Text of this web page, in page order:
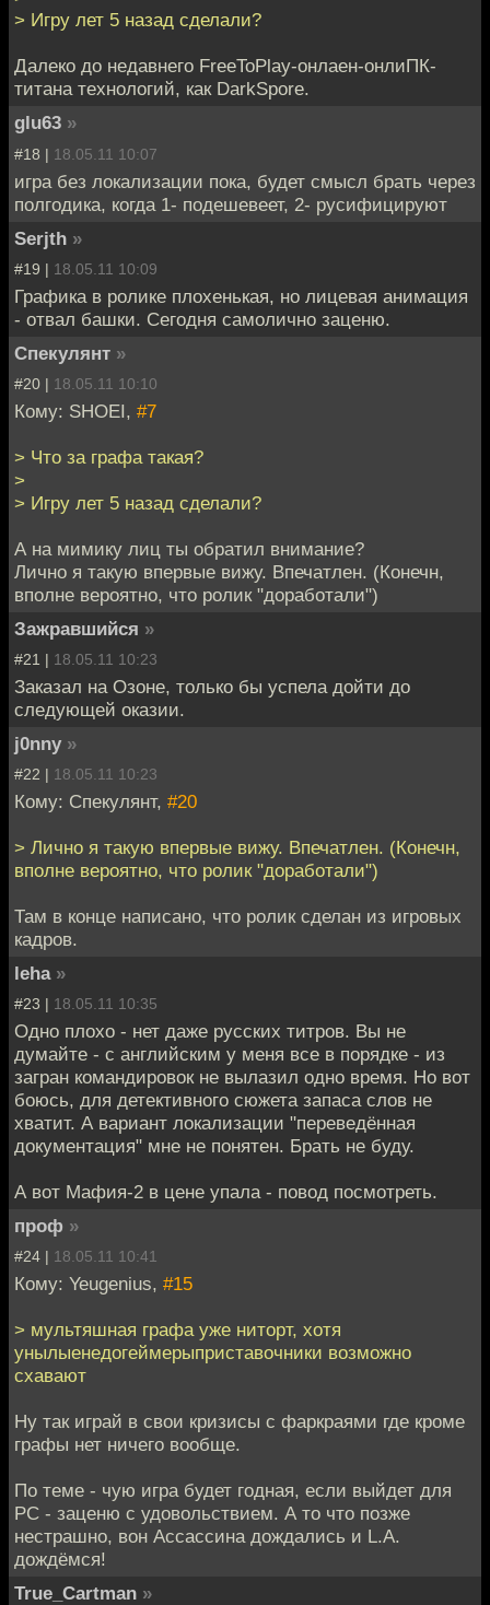
> Игру лет 5 назад сделали?
Далеко до недавнего FreeToPlay-онлаен-онлиПК-
титана технологий, как DarkSpore.
glu63 »
#18 | 18.05.11 10:07
игра без локализации пока, будет смысл брать через
полгодика, когда 1- подешевеет, 2- русифицируют
Serjth »
#19 | 18.05.11 10:09
Графика в ролике плохенькая, но лицевая анимация
- отвал башки. Сегодня самолично заценю.
Спекулянт »
#20 | 18.05.11 10:10
Кому: SHOEI, #7
> Что за графа такая?
>
> Игру лет 5 назад сделали?
А на мимику лиц ты обратил внимание?
Лично я такую впервые вижу. Впечатлен. (Конечн,
вполне вероятно, что ролик "доработали")
Зажравшийся »
#21 | 18.05.11 10:23
Заказал на Озоне, только бы успела дойти до
следующей оказии.
j0nny »
#22 | 18.05.11 10:23
Кому: Спекулянт, #20
> Лично я такую впервые вижу. Впечатлен. (Конечн,
вполне вероятно, что ролик "доработали")
Там в конце написано, что ролик сделан из игровых
кадров.
leha »
#23 | 18.05.11 10:35
Одно плохо - нет даже русских титров. Вы не
думайте - с английским у меня все в порядке - из
загран командировок не вылазил одно время. Но вот
боюсь, для детективного сюжета запаса слов не
хватит. А вариант локализации "переведённая
документация" мне не понятен. Брать не буду.
А вот Мафия-2 в цене упала - повод посмотреть.
проф »
#24 | 18.05.11 10:41
Кому: Yeugenius, #15
> мультяшная графа уже ниторт, хотя
унылыенедогеймерыприставочники возможно
схавают
Ну так играй в свои кризисы с фаркраями где кроме
графы нет ничего вообще.
По теме - чую игра будет годная, если выйдет для
РС - заценю с удовольствием. А то что позже
нестрашно, вон Ассассина дождались и L.A.
дождёмся!
True_Cartman »